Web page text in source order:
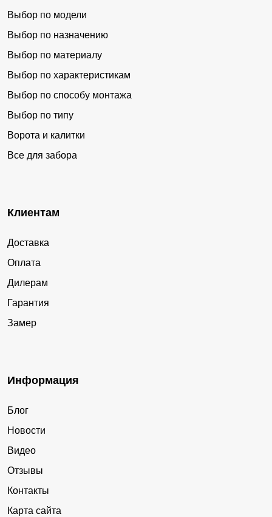
Выбор по модели
Выбор по назначению
Выбор по материалу
Выбор по характеристикам
Выбор по способу монтажа
Выбор по типу
Ворота и калитки
Все для забора
Клиентам
Доставка
Оплата
Дилерам
Гарантия
Замер
Информация
Блог
Новости
Видео
Отзывы
Контакты
Карта сайта